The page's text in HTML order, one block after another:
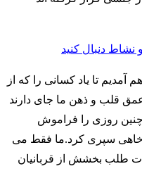
نشاط دنبال کنید
آمدیم تا یاد کسانی را که از
قلب و ذهن ما جای دارند
روزی را فراموش
سپری کرد.ما فقط می
طلب بخشش از قربانیان